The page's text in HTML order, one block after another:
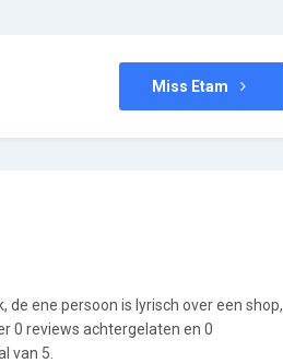
Miss Etam
ene persoon is lyrisch over een shop,
0 reviews achtergelaten en 0
van 5.